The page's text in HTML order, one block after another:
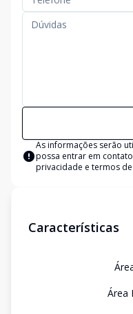
As informações serão
possa entrar em
privacidade e termos
Características
Área